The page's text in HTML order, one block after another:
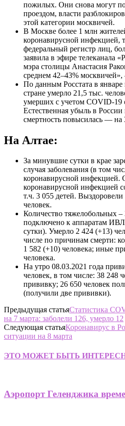
пожилых. Они снова могут
проездом, власти
этой категории москвичей.
В Москве более 1 млн
коронавирусной инфекцией,
федеральный регистр лиц,
заявила в эфире телеканала
мэра столицы Анастасия
среднем 42–43% москвичей»,
По данным Росстата в январе
стране умерло 21,5 тыс.
умерших с учетом COVID-19
Естественная убыль в России
смертность повысилась — на
На Алтае:
За минувшие сутки в крае
случая заболевания (в том
коронавирусной инфекцией.
коронавирусной инфекцией
т.ч. 3 055 детей.
человек.
Количество тяжелобольных –
подключено к аппаратам ИВЛ
сутки). Умерло 2 424 (+13)
числе по причинам смерти:
1 582 (+10) человека; иные
человека.
На утро 08.03.2021 года
человек, в том числе: 38 248
прививку; 26 650 человек
(получили две прививки).
Предыдущая статьяСтатистика
на 7 марта: заболели 126, умерло 12
Следующая статьяКоронавирус в
ситуации на 8 марта
ЭТО МОЖЕТ БЫТЬ
Аэропорт Геленджика